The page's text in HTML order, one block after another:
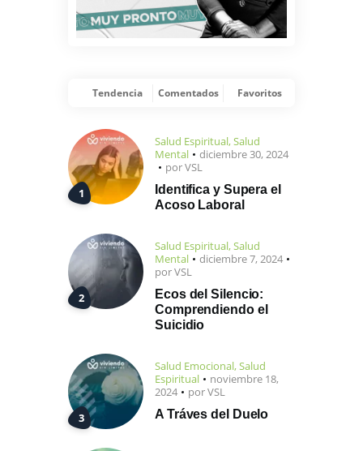
Tendencia Comentados Favoritos
Salud Espiritual,Salud
Mental
diciembre 30, 2024
porVSL
Identifica y Supera el
Acoso Laboral
Salud Espiritual,Salud
Mental
diciembre 7, 2024
porVSL
Ecos del Silencio:
Comprendiendo el
Suicidio
Salud Emocional,Salud
Espiritual
noviembre 18,
2024
porVSL
A Tráves del Duelo